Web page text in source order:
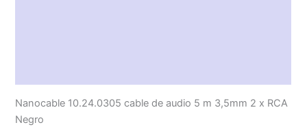
Nanocable 10.24.0305 cable de audio 5 m 3,5mm 2 x RCA
Negro